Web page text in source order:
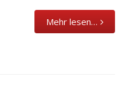
Mehr lesen…